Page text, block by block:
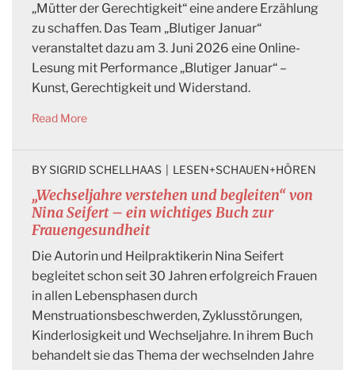
„Mütter der Gerechtigkeit“ eine andere Erzählung
zu schaffen. Das Team „Blutiger Januar“
veranstaltet dazu am 3. Juni 2026 eine Online-
Lesung mit Performance „Blutiger Januar“ –
Kunst, Gerechtigkeit und Widerstand.
Read More
„Wechseljahre verstehen und begleiten“ von
Nina Seifert – ein wichtiges Buch zur
Frauengesundheit
BY SIGRID SCHELLHAAS LESEN+SCHAUEN+HÖREN
Die Autorin und Heilpraktikerin Nina Seifert
begleitet schon seit 30 Jahren erfolgreich Frauen
in allen Lebensphasen durch
Menstruationsbeschwerden, Zyklusstörungen,
Kinderlosigkeit und Wechseljahre. In ihrem Buch
behandelt sie das Thema der wechselnden Jahre